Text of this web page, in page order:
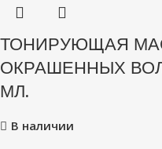
ТОНИРУЮЩАЯ
ОКРАШЕННЫХ
МЛ.
В наличии